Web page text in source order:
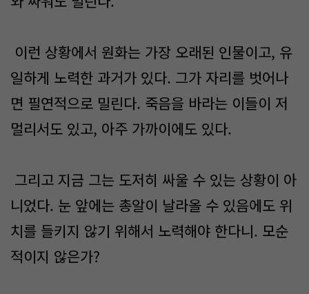
이런 상황에서 원화는 가장 오래된 인물이고, 유
일하게 노력한 과거가 있다. 그가 자리를 벗어나
면 필연적으로 밀린다. 죽음을 바라는 이들이 저
멀리서도 있고, 아주 가까이에도 있다.
그리고 지금 그는 도저히 싸울 수 있는 상황이 아
니었다. 눈 앞에는 총알이 날라올 수 있음에도 위
치를 들키지 않기 위해서 노력해야 한다니. 모순
적이지 않은가?